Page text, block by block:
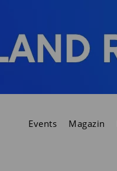
Events Magazin